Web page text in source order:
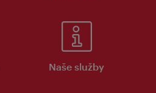
Naše služby